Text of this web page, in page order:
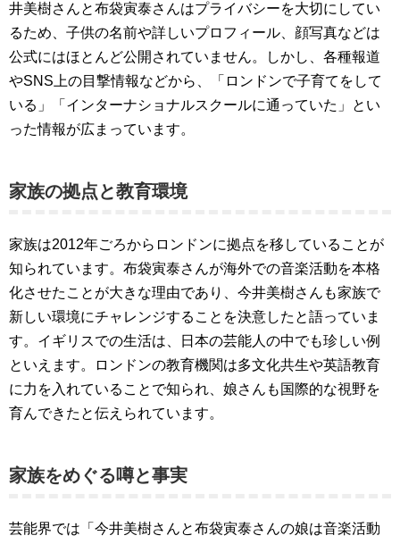
井美樹さんと布袋寅泰さんはプライバシーを大切にしてい
るため、子供の名前や詳しいプロフィール、顔写真などは
公式にはほとんど公開されていません。しかし、各種報道
やSNS上の目撃情報などから、「ロンドンで子育てをして
いる」「インターナショナルスクールに通っていた」とい
った情報が広まっています。
家族の拠点と教育環境
家族は2012年ごろからロンドンに拠点を移していることが
知られています。布袋寅泰さんが海外での音楽活動を本格
化させたことが大きな理由であり、今井美樹さんも家族で
新しい環境にチャレンジすることを決意したと語っていま
す。イギリスでの生活は、日本の芸能人の中でも珍しい例
といえます。ロンドンの教育機関は多文化共生や英語教育
に力を入れていることで知られ、娘さんも国際的な視野を
育んできたと伝えられています。
家族をめぐる噂と事実
芸能界では「今井美樹さんと布袋寅泰さんの娘は音楽活動